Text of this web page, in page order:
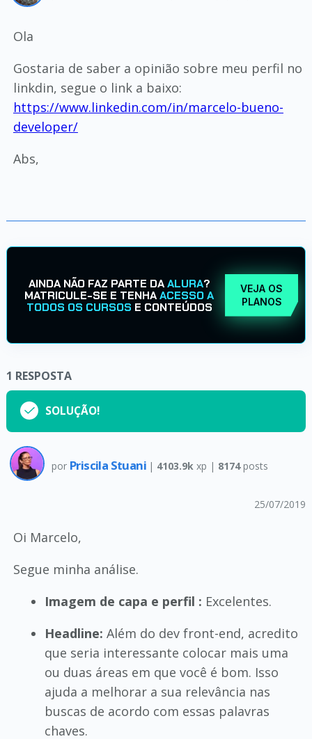
Ola
Gostaria de saber a opinião sobre meu perfil no
linkdin, segue o link a baixo:
https://www.linkedin.com/in/marcelo-bueno-
developer/
Abs,
AINDA NÃO FAZ PARTE DAALURA?
MATRICULE-SE E TENHAACESSO A
TODOS OS CURSOS E CONTEÚDOS
VEJA OS
PLANOS
1 RESPOSTA
SOLUÇÃO!
por Priscila Stuani | 4103.9k xp | 8174posts
25/07/2019
Oi Marcelo,
Segue minha análise.
Imagem de capa e perfil : Excelentes.
Headline: Além do dev front-end, acredito
que seria interessante colocar mais uma
ou duas áreas em que você é bom. Isso
ajuda a melhorar a sua relevância nas
buscas de acordo com essas palavras
chaves.